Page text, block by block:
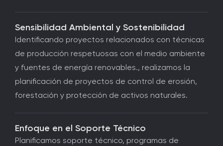
Sensibilidad Ambiental y Sostenibilidad
Identificando proyectos relacionados con técnicas
de producción respetuosas con el medio ambiente
y fuentes de energía renovables., realizamos la
planificación de proyectos de control de erosión,
forestación y protección de activos naturales.
Enfoque en el Soporte Técnico
Planificamos soporte técnico, programas de